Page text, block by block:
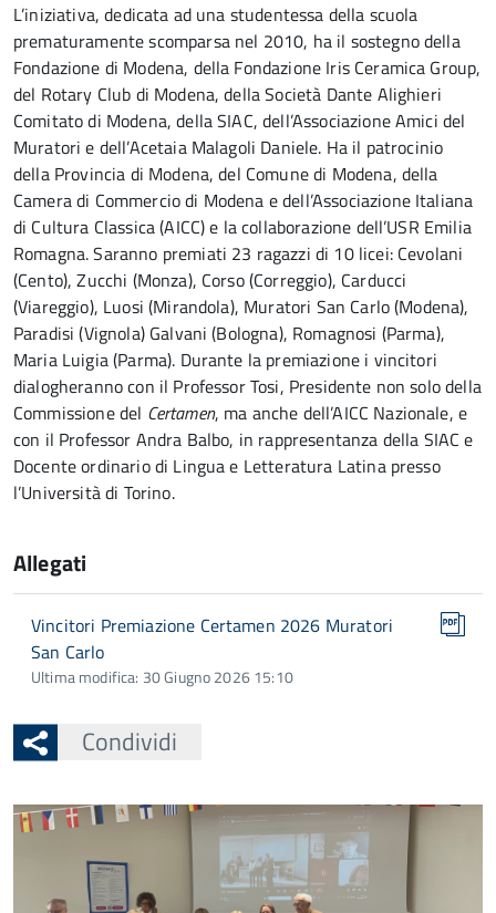
L’iniziativa, dedicata ad una studentessa della scuola
prematuramente scomparsa nel 2010, ha il sostegno della
Fondazione di Modena, della Fondazione Iris Ceramica Group,
del Rotary Club di Modena, della Società Dante Alighieri
Comitato di Modena, della SIAC, dell’Associazione Amici del
Muratori e dell’Acetaia Malagoli Daniele. Ha il patrocinio
della Provincia di Modena, del Comune di Modena, della
Camera di Commercio di Modena e dell’Associazione Italiana
di Cultura Classica (AICC) e la collaborazione dell’USR Emilia
Romagna. Saranno premiati 23 ragazzi di 10 licei: Cevolani
(Cento), Zucchi (Monza), Corso (Correggio), Carducci
(Viareggio), Luosi (Mirandola), Muratori San Carlo (Modena),
Paradisi (Vignola) Galvani (Bologna), Romagnosi (Parma),
Maria Luigia (Parma). Durante la premiazione i vincitori
dialogheranno con il Professor Tosi, Presidente non solo della
Commissione del Certamen, ma anche dell’AICC Nazionale, e
con il Professor Andra Balbo, in rappresentanza della SIAC e
Docente ordinario di Lingua e Letteratura Latina presso
l’Università di Torino.
Allegati
Vincitori Premiazione Certamen 2026 Muratori
San Carlo
Ultima modifica: 30 Giugno 2026 15:10
Condividi